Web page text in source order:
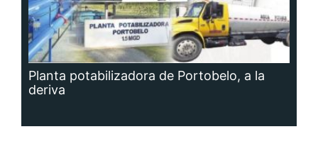
Planta potabilizadora de Portobelo, a la
deriva